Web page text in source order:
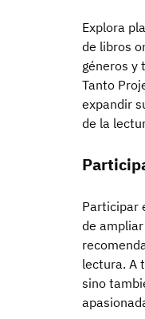
Explora
de libros
géneros y
Tanto
expandir
de la
Participar
de
lectura. A
sino